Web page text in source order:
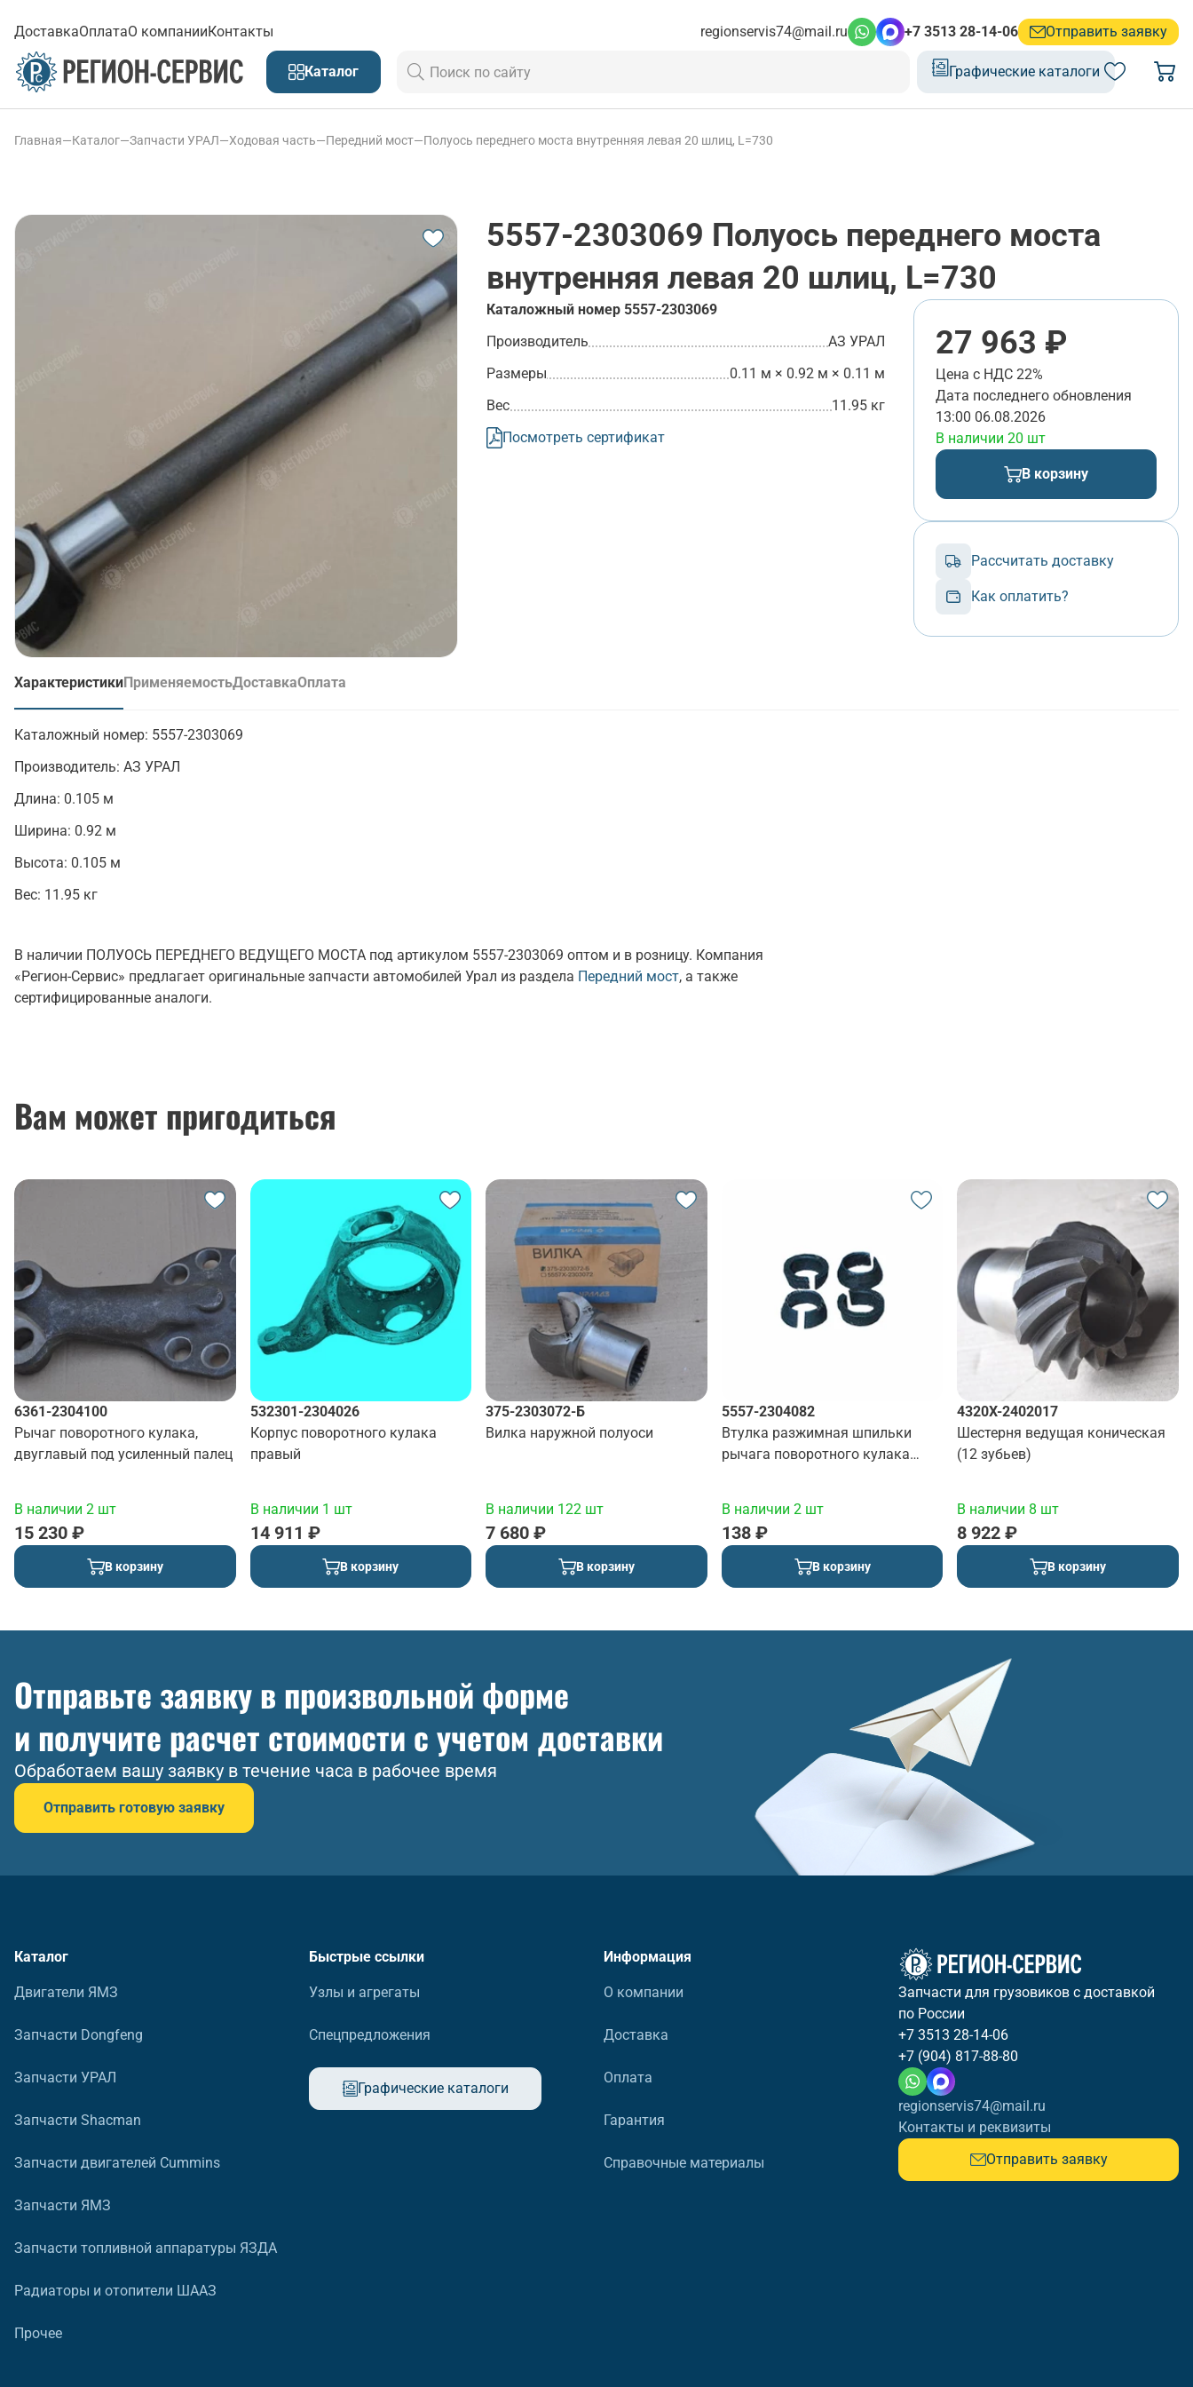
ДоставкаОплатаО компанииКонтакты regionservis74@mail.ru +7 3513 28-14-06 Отправить заявку
Каталог Графические каталоги
Главная—Каталог—Запчасти УРАЛ—Ходовая часть—Передний мост—Полуось переднего моста внутренняя левая 20 шлиц, L=730
5557-2303069 Полуось переднего моста
внутренняя левая 20 шлиц, L=730
Каталожный номер 5557-2303069
Производитель
АЗ УРАЛ
Размеры
0.11 м × 0.92 м × 0.11 м
Вес
11.95 кг
Посмотреть сертификат
27 963 ₽
Цена с НДС 22%
Дата последнего обновления
13:00 06.08.2026
В наличии 20 шт
В корзину
Рассчитать доставку
Как оплатить?
Характеристики
(активная вкладка)
ПрименяемостьДоставкаОплата
Каталожный номер: 5557-2303069
Производитель: АЗ УРАЛ
Длина: 0.105 м
Ширина: 0.92 м
Высота: 0.105 м
Вес: 11.95 кг
В наличии ПОЛУОСЬ ПЕРЕДНЕГО ВЕДУЩЕГО МОСТА под артикулом 5557-2303069 оптом и в розницу. Компания
«Регион-Сервис» предлагает оригинальные запчасти автомобилей Урал из раздела Передний мост, а также
сертифицированные аналоги.
Вам может пригодиться
6361-2304100
Рычаг поворотного кулака,
двуглавый под усиленный палец
В наличии 2 шт
15 230 ₽
В корзину
532301-2304026
Корпус поворотного кулака
правый
В наличии 1 шт
14 911 ₽
В корзину
375-2303072-Б
Вилка наружной полуоси
В наличии 122 шт
7 680 ₽
В корзину
5557-2304082
Втулка разжимная шпильки
рычага поворотного кулака
В наличии 2 шт
138 ₽
В корзину
4320Х-2402017
Шестерня ведущая коническая
(12 зубьев)
В наличии 8 шт
8 922 ₽
В корзину
Отправьте заявку в произвольной форме
и получите расчет стоимости с учетом доставки
Обработаем вашу заявку в течение часа в рабочее время
Отправить готовую заявку
Каталог
Двигатели ЯМЗ
Запчасти Dongfeng
Запчасти УРАЛ
Запчасти Shacman
Запчасти двигателей Cummins
Запчасти ЯМЗ
Запчасти топливной аппаратуры ЯЗДА
Радиаторы и отопители ШААЗ
Прочее
Быстрые ссылки
Узлы и агрегаты
Спецпредложения
Графические каталоги
Информация
О компании
Доставка
Оплата
Гарантия
Справочные материалы
Запчасти для грузовиков с доставкой
по России
+7 3513 28-14-06
+7 (904) 817-88-80
regionservis74@mail.ru
Контакты и реквизиты
Отправить заявку